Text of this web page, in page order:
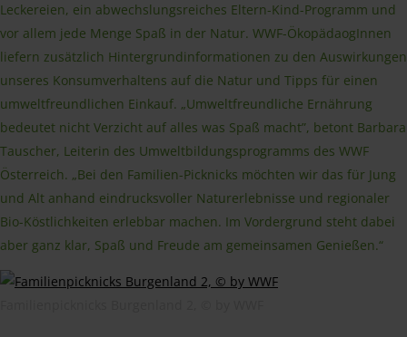
Leckereien, ein abwechslungsreiches Eltern-Kind-Programm und
vor allem jede Menge Spaß in der Natur. WWF-ÖkopädaogInnen
liefern zusätzlich Hintergrundinformationen zu den Auswirkungen
unseres Konsumverhaltens auf die Natur und Tipps für einen
umweltfreundlichen Einkauf. „Umweltfreundliche Ernährung
bedeutet nicht Verzicht auf alles was Spaß macht”, betont Barbara
Tauscher, Leiterin des Umweltbildungsprogramms des WWF
Österreich. „Bei den Familien-Picknicks möchten wir das für Jung
und Alt anhand eindrucksvoller Naturerlebnisse und regionaler
Bio-Köstlichkeiten erlebbar machen. Im Vordergrund steht dabei
aber ganz klar, Spaß und Freude am gemeinsamen Genießen.“